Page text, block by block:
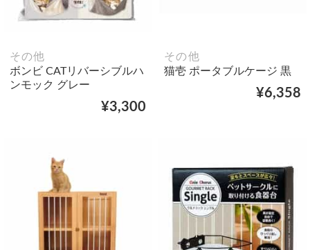
その他
ボンビ CATリバーシブルハ
ンモック グレー
¥3,300
その他
猫壱 ポータブルケージ 黒
¥6,358